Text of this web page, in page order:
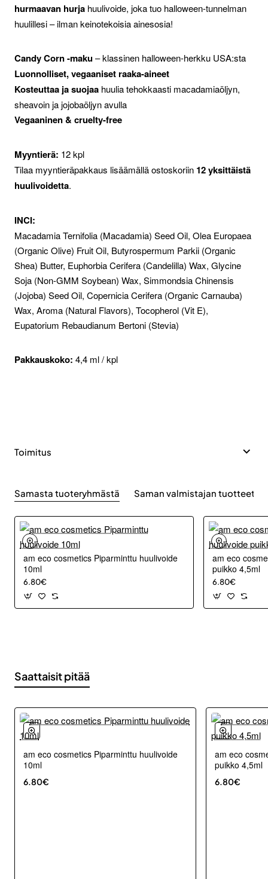
hurmaavan hurja huulivoide, joka tuo halloween-tunnelman
huulillesi – ilman keinotekoisia ainesosia!
Candy Corn -maku– klassinen halloween-herkku USA:sta
Luonnolliset, vegaaniset raaka-aineet
Kosteuttaa ja suojaa huulia tehokkaasti macadamiaöljyn,
sheavoin ja jojobaöljyn avulla
Vegaaninen & cruelty-free
Myyntierä: 12 kpl
Tilaa myyntieräpakkaus lisäämällä ostoskoriin 12 yksittäistä
huulivoidetta.
INCI:
Macadamia Ternifolia (Macadamia) Seed Oil, Olea Europaea
(Organic Olive) Fruit Oil, Butyrospermum Parkii (Organic
Shea) Butter, Euphorbia Cerifera (Candelilla) Wax, Glycine
Soja (Non-GMM Soybean) Wax, Simmondsia Chinensis
(Jojoba) Seed Oil, Copernicia Cerifera (Organic Carnauba)
Wax, Aroma (Natural Flavors), Tocopherol (Vit E),
Eupatorium Rebaudianum Bertoni (Stevia)
Pakkauskoko: 4,4 ml / kpl
Toimitus
Samasta tuoteryhmästä Saman valmistajan tuotteet
am eco cosmetics Piparminttu huulivoide
10ml
6.80€
am eco
puikko 4,5ml
6.80€
Saattaisit pitää
am eco cosmetics Piparminttu huulivoide
10ml
6.80€
am eco
puikko 4,5ml
6.80€